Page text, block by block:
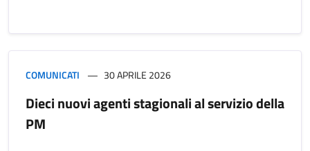
COMUNICATI 30 APRILE 2026
Dieci nuovi agenti stagionali al servizio della
PM